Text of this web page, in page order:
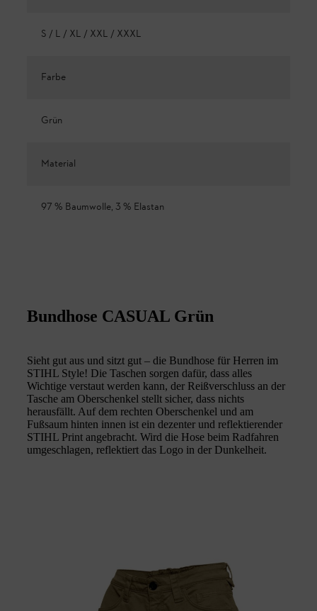
S / L / XL / XXL / XXXL
Farbe
Grün
Material
97 % Baumwolle, 3 % Elastan
Bundhose CASUAL Grün
Sieht gut aus und sitzt gut – die Bundhose für Herren im
STIHL Style! Die Taschen sorgen dafür, dass alles
Wichtige verstaut werden kann, der Reißverschluss an der
Tasche am Oberschenkel stellt sicher, dass nichts
herausfällt. Auf dem rechten Oberschenkel und am
Fußsaum hinten innen ist ein dezenter und reflektierender
STIHL Print angebracht. Wird die Hose beim Radfahren
umgeschlagen, reflektiert das Logo in der Dunkelheit.